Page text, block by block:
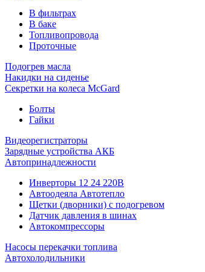
В фильтрах
В баке
Топливопровода
Проточные
Подогрев масла
Накидки на сиденье
Секретки на колеса McGard
Болты
Гайки
Видеорегистраторы
Зарядные устройства АКБ
Автопринадлежности
Инверторы 12 24 220В
Автоодеяла Автотепло
Щетки (дворники) с подогревом
Датчик давления в шинах
Автокомпрессоры
Насосы перекачки топлива
Автохолодильники